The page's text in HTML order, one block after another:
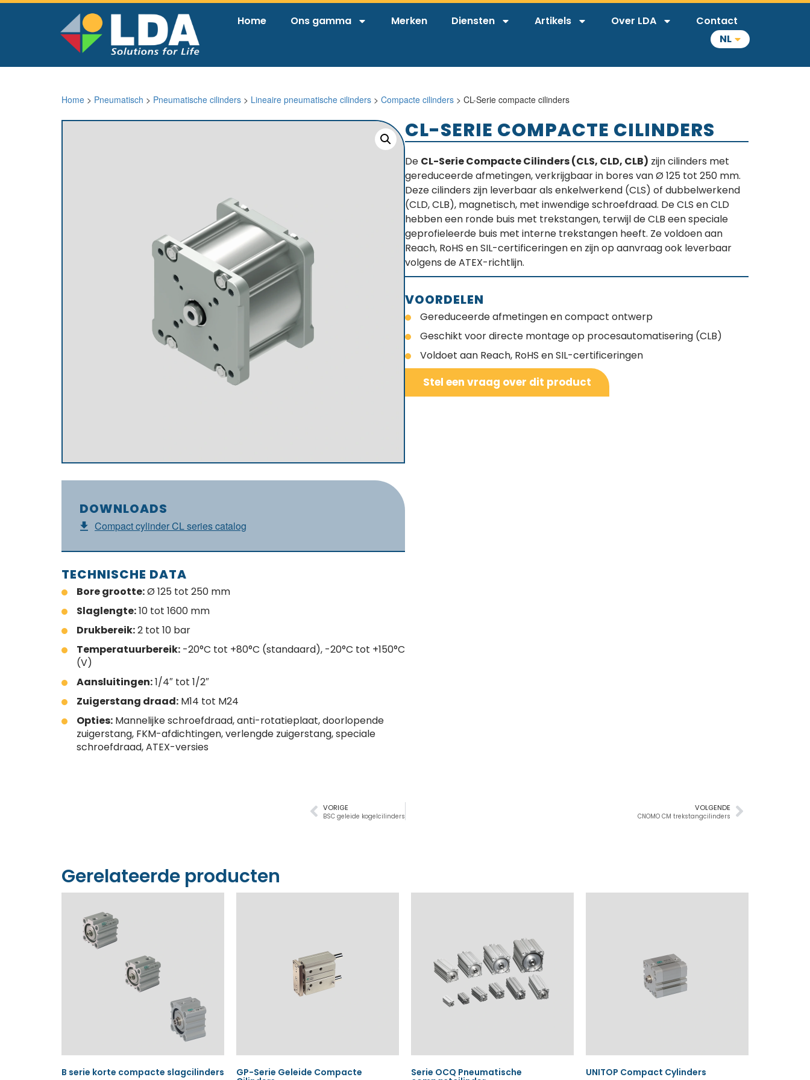
Home Ons gamma Merken Diensten Artikels Over LDA
Contact
NL
Home > Pneumatisch > Pneumatische cilinders > Lineaire pneumatische cilinders > Compacte cilinders > CL-Serie compacte cilinders
DOWNLOADS
Compact cylinder CL series catalog
TECHNISCHE DATA
Bore grootte:Ø 125 tot 250 mm
Slaglengte:10 tot 1600 mm
Drukbereik:2 tot 10 bar
Temperatuurbereik: -20°C tot +80°C (standaard), -20°C tot +150°C
(V)
Aansluitingen:1/4″ tot 1/2″
Zuigerstang draad: M14 tot M24
Opties: Mannelijke schroefdraad, anti-rotatieplaat, doorlopende
zuigerstang, FKM-afdichtingen, verlengde zuigerstang, speciale
schroefdraad, ATEX-versies
CL-SERIE COMPACTE CILINDERS
De CL-Serie Compacte Cilinders (CLS, CLD, CLB) zijn cilinders met
gereduceerde afmetingen, verkrijgbaar in bores van Ø 125 tot 250 mm.
Deze cilinders zijn leverbaar als enkelwerkend (CLS) of dubbelwerkend
(CLD, CLB), magnetisch, met inwendige schroefdraad. De CLS en CLD
hebben een ronde buis met trekstangen, terwijl de CLB een speciale
geprofieleerde buis met interne trekstangen heeft. Ze voldoen aan
Reach, RoHS en SIL-certificeringen en zijn op aanvraag ook leverbaar
volgens de ATEX-richtlijn.
VOORDELEN
Gereduceerde afmetingen en compact ontwerp
Geschikt voor directe montage op procesautomatisering (CLB)
Voldoet aan Reach, RoHS en SIL-certificeringen
Stel een vraag over dit product
VOLGENDE
CNOMO CM trekstangcilinders
VORIGE
BSC geleide kogelcilinders
Gerelateerde producten
B serie korte compacte slagcilinders GP-Serie Geleide Compacte Serie OCQ Pneumatische UNITOP Compact Cylinders